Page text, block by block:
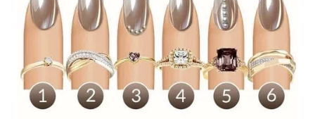
WN
TAPANULI
UTARA